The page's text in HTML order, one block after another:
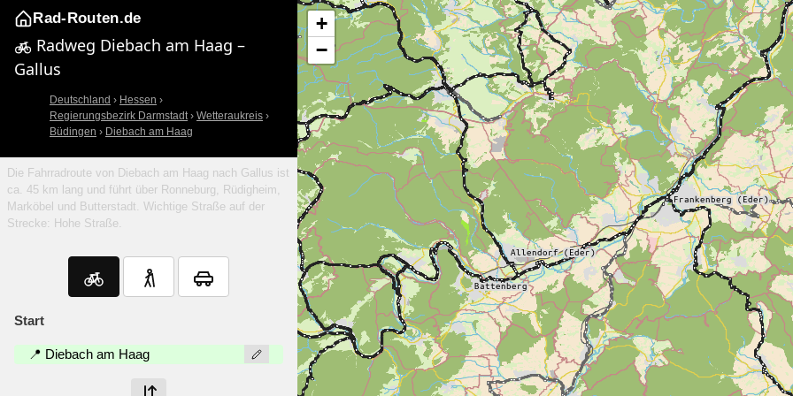
Rad-Routen.de
Radweg Diebach am Haag –
Gallus
Deutschland › Hessen ›
Regierungsbezirk Darmstadt› Wetteraukreis ›
Büdingen › Diebach am Haag
Die Fahrradroute von Diebach am Haag nach Gallus ist
ca. 45 km lang und führt über Ronneburg, Rüdigheim,
Marköbel und Butterstadt. Wichtige Straße auf der
Strecke: Hohe Straße.
Start
📍 Diebach am Haag
+
−